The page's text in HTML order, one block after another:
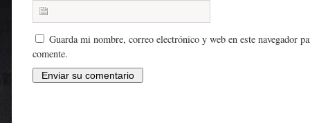
Guarda mi nombre, correo electrónico y web en este navegador
comente.